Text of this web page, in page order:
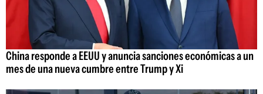
China responde a EEUU y anuncia sanciones económicas a un
mes de una nueva cumbre entre Trump y Xi